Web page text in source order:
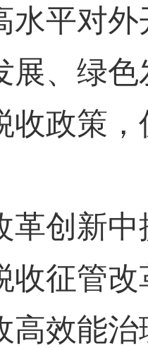
水平对
展、绿
收政策
创新中
收征管
高效能